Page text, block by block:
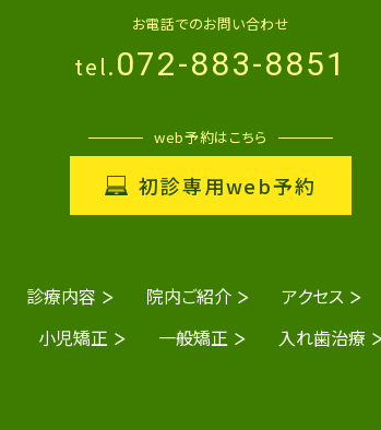
お電話でのお問い合わせ
tel.072-883-8851
web予約はこちら
初診専用web予約
診療内容
小児矯正
一般矯正 入れ歯治療
院内ご紹介 アクセス